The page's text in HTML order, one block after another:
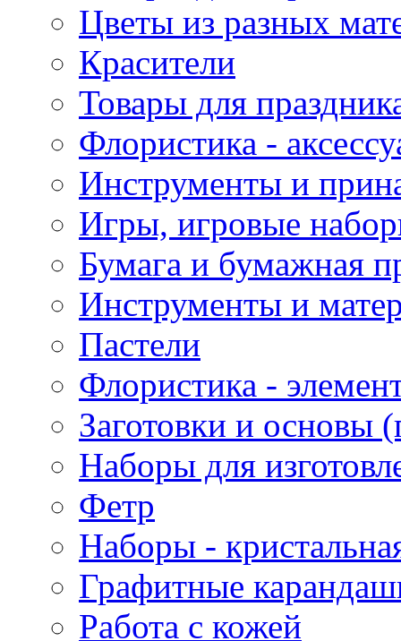
Цветы из разных
Красители
Товары для
Флористика -
Инструменты и
Игры, игровые
Бумага и бумажная
Инструменты и
Пастели
Флористика -
Заготовки и основы
Наборы для
Фетр
Наборы -
Графитные
Работа с кожей